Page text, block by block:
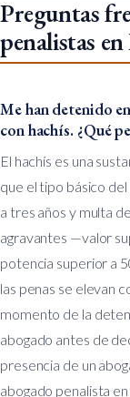
Preguntas
penalistas
Me han detenido
con hachís. ¿Qué
El hachís es una
que el tipo básico
a tres años y multa
agravantes —valor
potencia superior a
las penas se elevan
momento de la
abogado antes de
presencia de un
abogado penalista